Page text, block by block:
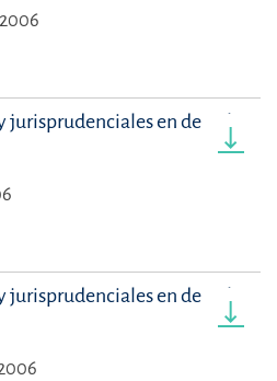
en derecho
en derecho